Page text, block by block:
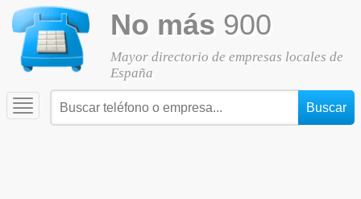
No más 900
Mayor directorio de empresas locales de
España
Toggle
navigation